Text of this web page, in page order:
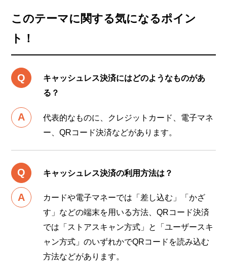
このテーマに関する気になるポイン
ト！
キャッシュレス決済にはどのようなものがあ
る？
代表的なものに、クレジットカード、電子マネ
ー、QRコード決済などがあります。
キャッシュレス決済の利用方法は？
カードや電子マネーでは「差し込む」「かざ
す」などの端末を用いる方法、QRコード決済
では「ストアスキャン方式」と「ユーザースキ
ャン方式」のいずれかでQRコードを読み込む
方法などがあります。